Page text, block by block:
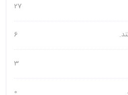
27
6
3
0